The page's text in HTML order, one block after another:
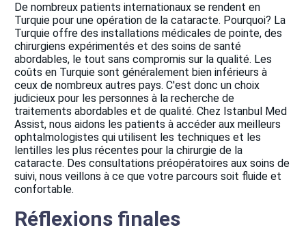
De nombreux patients internationaux se rendent en
Turquie pour une opération de la cataracte. Pourquoi? La
Turquie offre des installations médicales de pointe, des
chirurgiens expérimentés et des soins de santé
abordables, le tout sans compromis sur la qualité. Les
coûts en Turquie sont généralement bien inférieurs à
ceux de nombreux autres pays. C'est donc un choix
judicieux pour les personnes à la recherche de
traitements abordables et de qualité. Chez Istanbul Med
Assist, nous aidons les patients à accéder aux meilleurs
ophtalmologistes qui utilisent les techniques et les
lentilles les plus récentes pour la chirurgie de la
cataracte. Des consultations préopératoires aux soins de
suivi, nous veillons à ce que votre parcours soit fluide et
confortable.
Réflexions finales